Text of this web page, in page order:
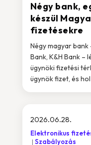
Négy bank,
készül
fizetésekre
Négy magyar bank
Bank, K&H Bank –
ügynöki fizetési
ügynök fizet, és
2026.06.28.
Elektronikus
Szabályozás